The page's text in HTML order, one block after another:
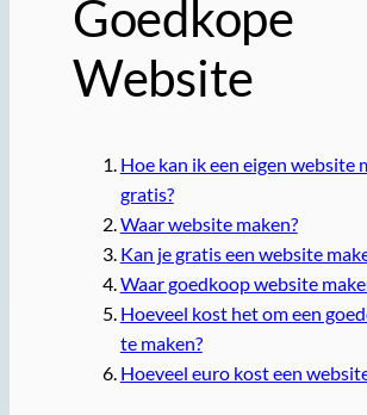
Goedkope
Website
Hoe kan ik een eigen website
gratis?
Waar website maken?
Kan je gratis een website
Waar goedkoop website
Hoeveel kost het om een
te maken?
Hoeveel euro kost een